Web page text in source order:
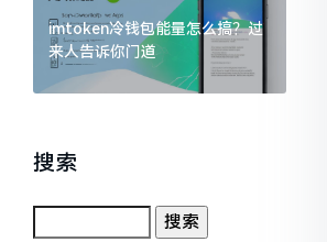
imtoken冷钱包能量怎么搞？过
来人告诉你门道
搜索